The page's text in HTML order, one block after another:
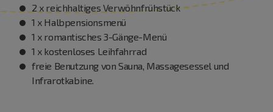
2 x reichhaltiges Verwöhnfrühstück
1 x Halbpensionsmenü
1 x romantisches 3-Gänge-Menü
1 x kostenloses Leihfahrrad
freie Benutzung von Sauna, Massagesessel und
Infrarotkabine.